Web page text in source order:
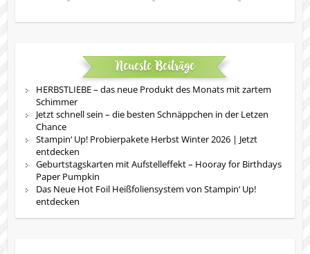
Neueste Beiträge
HERBSTLIEBE – das neue Produkt des Monats mit zartem
Schimmer
Jetzt schnell sein – die besten Schnäppchen in der Letzen
Chance
Stampin‘ Up! Probierpakete Herbst Winter 2026 | Jetzt
entdecken
Geburtstagskarten mit Aufstelleffekt – Hooray for Birthdays
Paper Pumpkin
Das Neue Hot Foil Heißfoliensystem von Stampin‘ Up!
entdecken